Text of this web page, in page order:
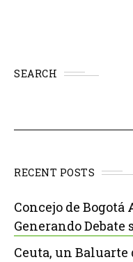
SEARCH
RECENT POSTS
Concejo de Bogotá
Generando Debate
Ceuta, un